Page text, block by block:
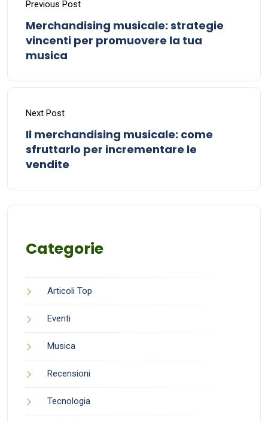
Previous Post
Merchandising musicale: strategie
vincenti per promuovere la tua
musica
Next Post
Il merchandising musicale: come
sfruttarlo per incrementare le
vendite
Categorie
Articoli Top
Eventi
Musica
Recensioni
Tecnologia